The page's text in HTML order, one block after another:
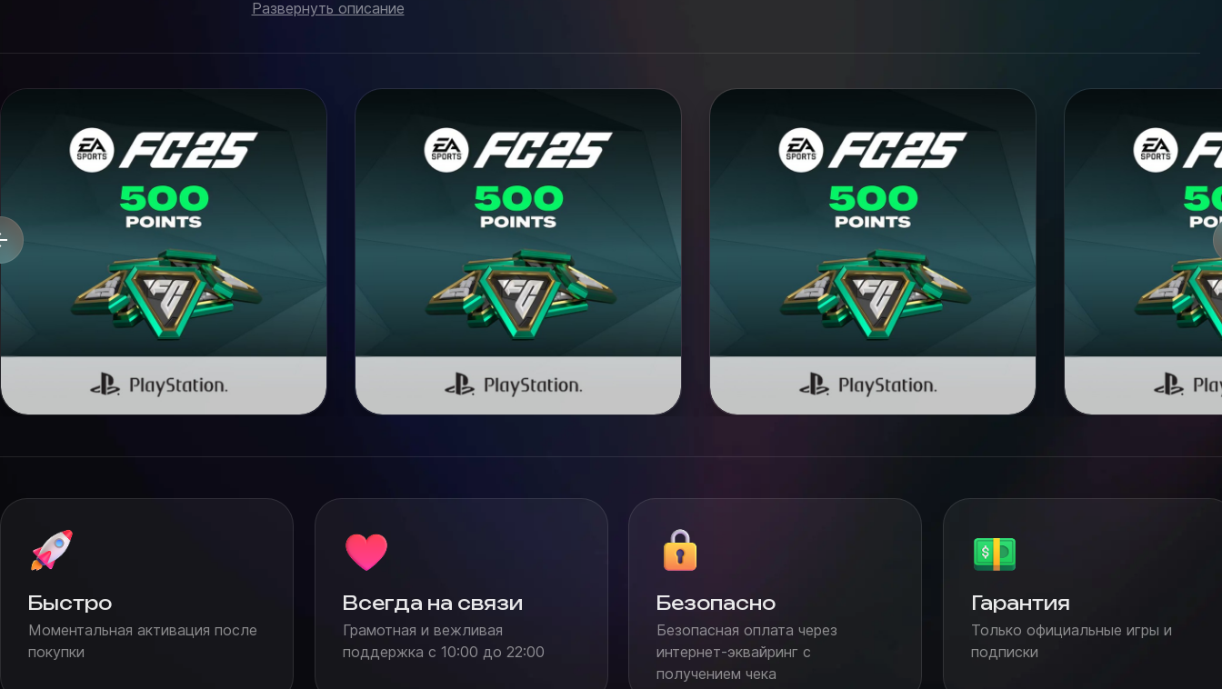
Ultimate Team и многого другого...
Развернуть описание
Быстро
Моментальная активация после
покупки
Всегда на связи
Грамотная и вежливая
поддержка с 10:00 до 22:00
Безопасно
Безопасная оплата через
интернет-эквайринг с
получением чека
Гарантия
Только официальные игры и
подписки